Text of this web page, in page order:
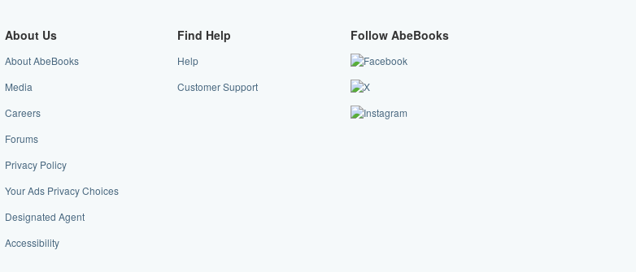
About Us
About AbeBooks
Media
Careers
Forums
Privacy Policy
Your Ads Privacy Choices
Designated Agent
Accessibility
Find Help
Help
Customer Support
Follow AbeBooks